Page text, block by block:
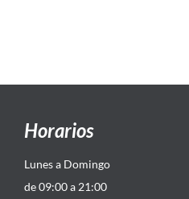
Horarios
Lunes a Domingo
de 09:00 a 21:00